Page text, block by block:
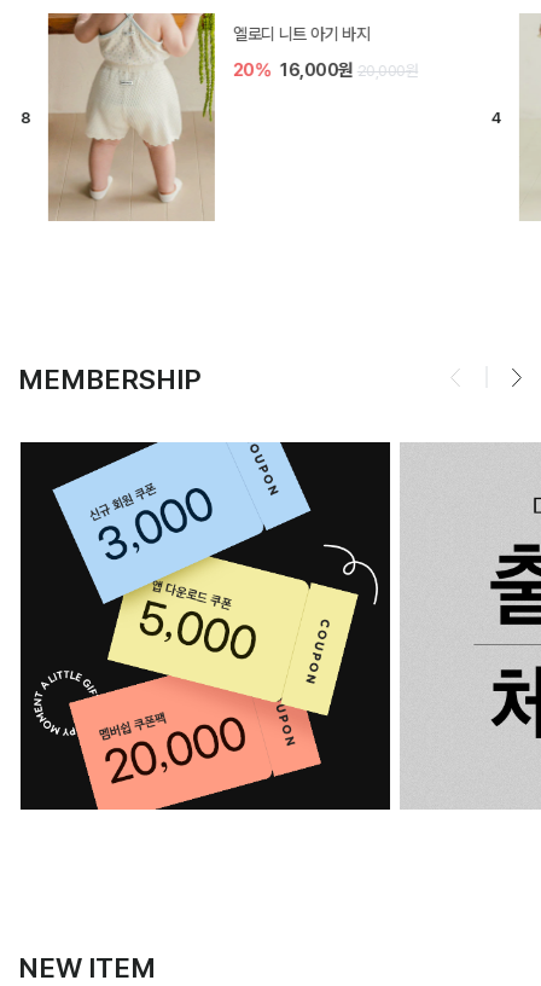
엘로디 니트 아기 바지
20% 16,000원 20,000원
MEMBERSHIP
NEW ITEM